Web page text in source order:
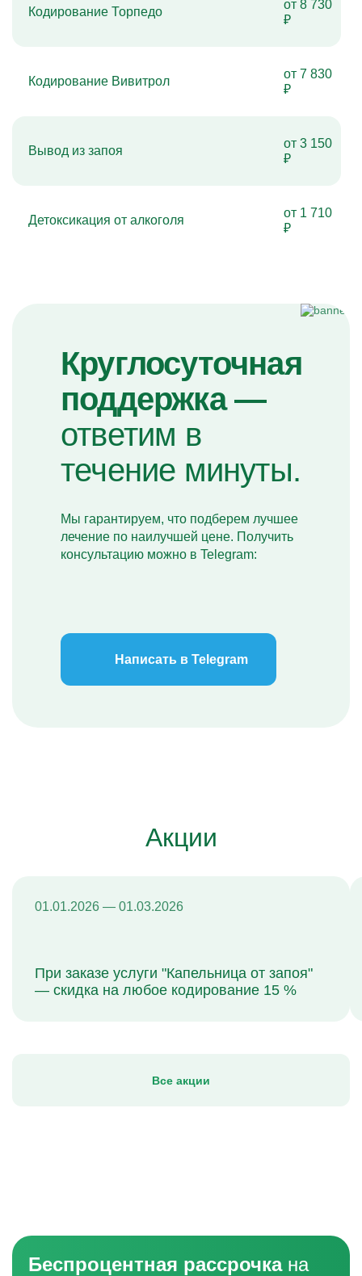
Кодирование Торпедо
от 8 730
₽
Кодирование Вивитрол
от 7 830
₽
Вывод из запоя
от 3 150
₽
Детоксикация от алкоголя
от 1 710
₽
Круглосуточная
поддержка —
ответим в
течение минуты.
Мы гарантируем, что подберем лучшее
лечение по наилучшей цене. Получить
консультацию можно в Telegram:
Написать в Telegram
Акции
01.01.2026 — 01.03.2026
При заказе услуги "Капельница от запоя"
— скидка на любое кодирование 15 %
Все акции
Беспроцентная рассрочкана